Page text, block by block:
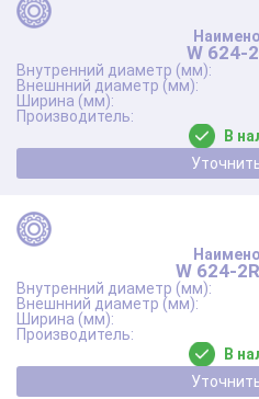
W 624-
В
W 624-
В